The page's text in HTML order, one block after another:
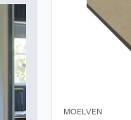
MOELVEN